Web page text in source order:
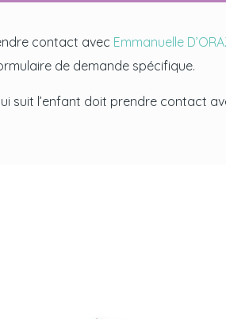
contact avec Emmanuelle
de demande spécifique.
suit l’enfant doit prendre contact